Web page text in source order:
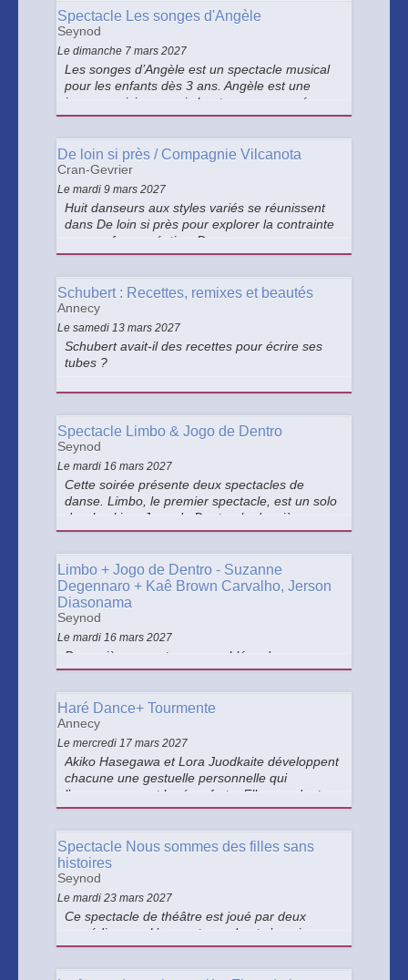
Spectacle Les songes d'Angèle
Seynod
Le dimanche 7 mars 2027
Les songes d’Angèle est un spectacle musical
pour les enfants dès 3 ans. Angèle est une
jeune musicienne qui chante accompagnée par
sa guitare. Elle rencontre une étrange créature
De loin si près / Compagnie Vilcanota
Cran-Gevrier
Le mardi 9 mars 2027
Huit danseurs aux styles variés se réunissent
dans De loin si près pour explorer la contrainte
comme force créative. Dans un espace
immaculé, leurs danses collectives dialoguent
traditions.
Schubert : Recettes, remixes et beautés
Annecy
Le samedi 13 mars 2027
Schubert avait-il des recettes pour écrire ses
tubes ?
Spectacle Limbo & Jogo de Dentro
Seynod
Le mardi 16 mars 2027
Cette soirée présente deux spectacles de
danse. Limbo, le premier spectacle, est un solo
de whacking. Jogo de Dentro, le deuxième
spectacle, est un duo de hip-hop avec deux
toujours.
Limbo + Jogo de Dentro - Suzanne
Degennaro + Kaê Brown Carvalho, Jerson
Diasonama
Seynod
Le mardi 16 mars 2027
Deux pièces courtes rassemblées dans un
même programme, entre vertige intime et
la scène comme un terrain de jeu faisant office
de lieu de réflexion personnelle et de
conversation.
Haré Dance+ Tourmente
Annecy
Le mercredi 17 mars 2027
Akiko Hasegawa et Lora Juodkaite développent
chacune une gestuelle personnelle qui
l’accompagne et la réconforte. Elles sondent
l’endroit ténu où le mouvement oscille entre
Spectacle Nous sommes des filles sans
histoires
Seynod
Le mardi 23 mars 2027
Ce spectacle de théâtre est joué par deux
comédiennes. L’une est sourde et s’exprime en
langue des signes française et l’autre parle en